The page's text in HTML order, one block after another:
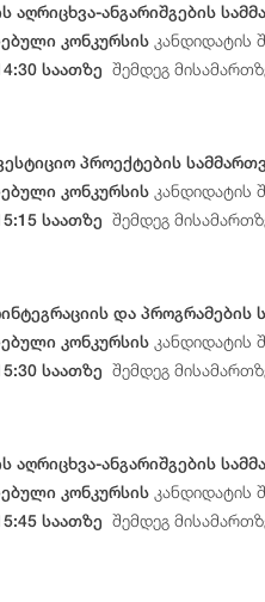
ანგარიშგების
კონკურსის კანდიდატის
საათზე შემდეგ
პროექტების
კონკურსის კანდიდატის
საათზე შემდეგ
და
კონკურსის კანდიდატის
საათზე შემდეგ
ანგარიშგების
კონკურსის კანდიდატის
საათზე შემდეგ